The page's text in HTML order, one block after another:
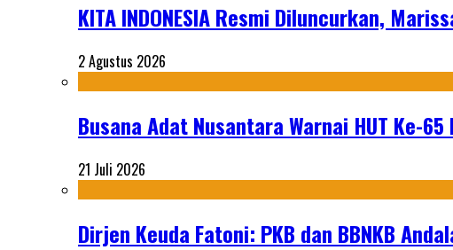
KITA INDONESIA Resmi Diluncurkan,
2 Agustus 2026
Busana Adat Nusantara Warnai HUT Ke-
21 Juli 2026
Dirjen Keuda Fatoni: PKB dan BBNKB